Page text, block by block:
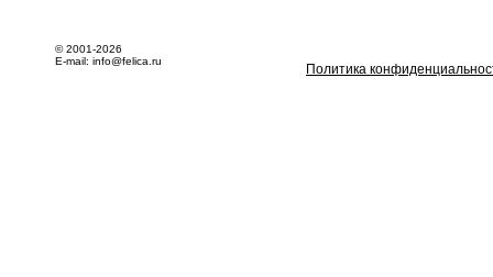
© 2001-2026
E-mail: info@felica.ru
Политика